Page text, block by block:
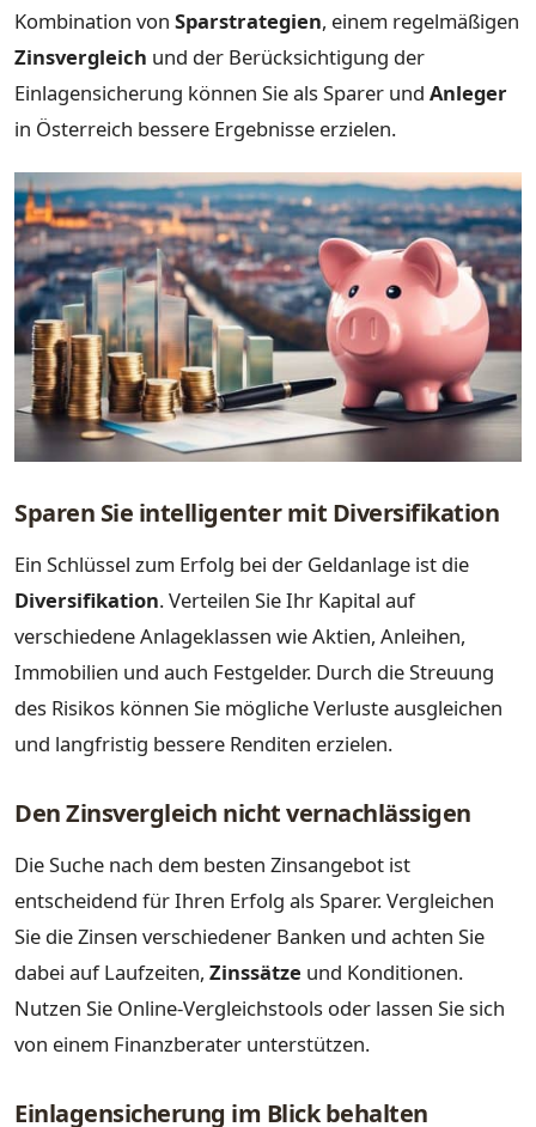
Kombination von Sparstrategien, einem regelmäßigen
Zinsvergleich und der Berücksichtigung der
Einlagensicherung können Sie als Sparer und Anleger
in Österreich bessere Ergebnisse erzielen.
Sparen Sie intelligenter mit Diversifikation
Ein Schlüssel zum Erfolg bei der Geldanlage ist die
Diversifikation. Verteilen Sie Ihr Kapital auf
verschiedene Anlageklassen wie Aktien, Anleihen,
Immobilien und auch Festgelder. Durch die Streuung
des Risikos können Sie mögliche Verluste ausgleichen
und langfristig bessere Renditen erzielen.
Den Zinsvergleich nicht vernachlässigen
Die Suche nach dem besten Zinsangebot ist
entscheidend für Ihren Erfolg als Sparer. Vergleichen
Sie die Zinsen verschiedener Banken und achten Sie
dabei auf Laufzeiten, Zinssätze und Konditionen.
Nutzen Sie Online-Vergleichstools oder lassen Sie sich
von einem Finanzberater unterstützen.
Einlagensicherung im Blick behalten